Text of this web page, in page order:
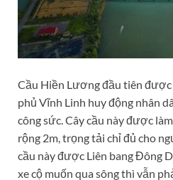
Cầu Hiền Lương đầu tiên
phủ Vĩnh Linh huy động nhân
công sức. Cây cầu này được
rộng 2m, trọng tải chỉ đủ cho
cầu này được Liên bang Đông
xe cộ muốn qua sông thì vẫn